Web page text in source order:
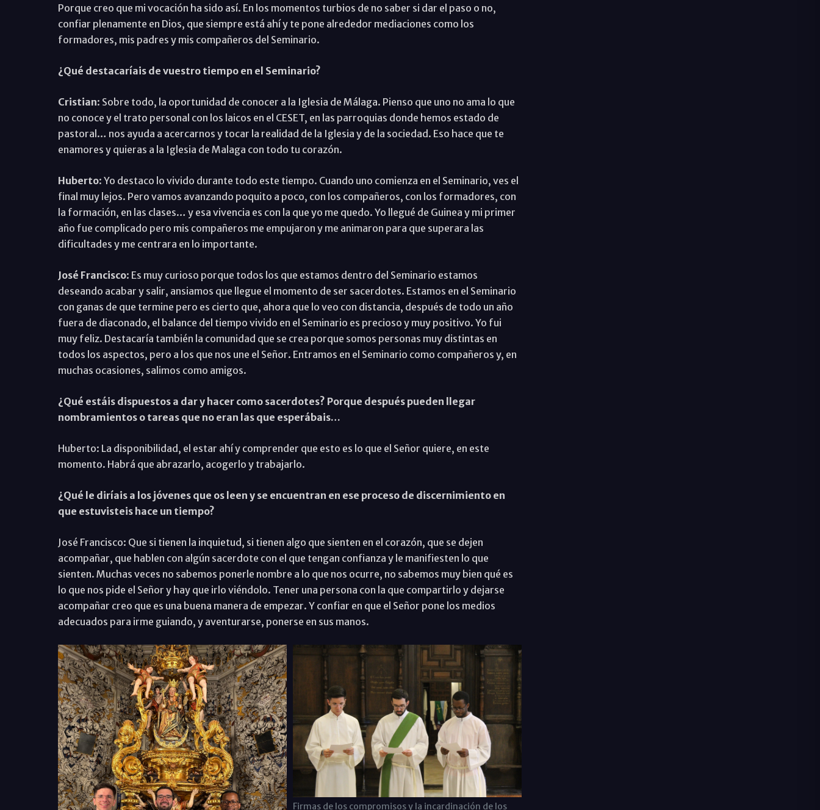
Porque creo que mi vocación ha sido así. En los momentos turbios de no saber si dar el paso o no,
confiar plenamente en Dios, que siempre está ahí y te pone alrededor mediaciones como los
formadores, mis padres y mis compañeros del Seminario.
¿Qué destacaríais de vuestro tiempo en el Seminario?
Cristian: Sobre todo, la oportunidad de conocer a la Iglesia de Málaga. Pienso que uno no ama lo que
no conoce y el trato personal con los laicos en el CESET, en las parroquias donde hemos estado de
pastoral… nos ayuda a acercarnos y tocar la realidad de la Iglesia y de la sociedad. Eso hace que te
enamores y quieras a la Iglesia de Malaga con todo tu corazón.
Huberto: Yo destaco lo vivido durante todo este tiempo. Cuando uno comienza en el Seminario, ves el
final muy lejos. Pero vamos avanzando poquito a poco, con los compañeros, con los formadores, con
la formación, en las clases… y esa vivencia es con la que yo me quedo. Yo llegué de Guinea y mi primer
año fue complicado pero mis compañeros me empujaron y me animaron para que superara las
dificultades y me centrara en lo importante.
José Francisco: Es muy curioso porque todos los que estamos dentro del Seminario estamos
deseando acabar y salir, ansiamos que llegue el momento de ser sacerdotes. Estamos en el Seminario
con ganas de que termine pero es cierto que, ahora que lo veo con distancia, después de todo un año
fuera de diaconado, el balance del tiempo vivido en el Seminario es precioso y muy positivo. Yo fui
muy feliz. Destacaría también la comunidad que se crea porque somos personas muy distintas en
todos los aspectos, pero a los que nos une el Señor. Entramos en el Seminario como compañeros y, en
muchas ocasiones, salimos como amigos.
¿Qué estáis dispuestos a dar y hacer como sacerdotes? Porque después pueden llegar
nombramientos o tareas que no eran las que esperábais…
Huberto: La disponibilidad, el estar ahí y comprender que esto es lo que el Señor quiere, en este
momento. Habrá que abrazarlo, acogerlo y trabajarlo.
¿Qué le diríais a los jóvenes que os leen y se encuentran en ese proceso de discernimiento en
que estuvisteis hace un tiempo?
José Francisco: Que si tienen la inquietud, si tienen algo que sienten en el corazón, que se dejen
acompañar, que hablen con algún sacerdote con el que tengan confianza y le manifiesten lo que
sienten. Muchas veces no sabemos ponerle nombre a lo que nos ocurre, no sabemos muy bien qué es
lo que nos pide el Señor y hay que irlo viéndolo. Tener una persona con la que compartirlo y dejarse
acompañar creo que es una buena manera de empezar. Y confiar en que el Señor pone los medios
adecuados para irme guiando, y aventurarse, ponerse en sus manos.
Firmas de los compromisos y la incardinación de los